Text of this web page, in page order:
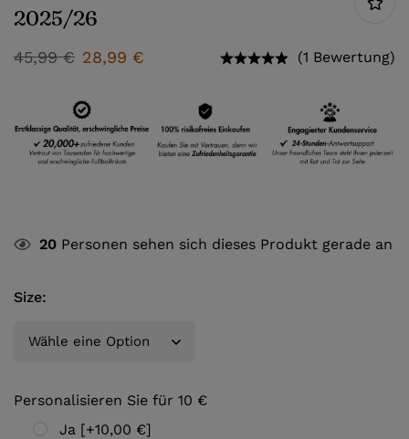
2025/26
45,99€ 28,99 € (1 Bewertung)
20 Personen sehen sich dieses Produkt gerade an
Size:
Personalisieren Sie für 10 €
Ja [+10,00 €]